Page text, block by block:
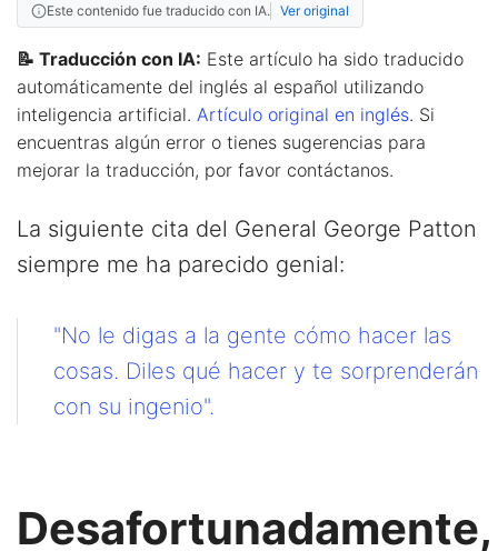
Este contenido fue traducido con IA. Ver original
📝 Traducción con IA: Este artículo ha sido traducido
automáticamente del inglés al español utilizando
inteligencia artificial. Artículo original en inglés. Si
encuentras algún error o tienes sugerencias para
mejorar la traducción, por favor contáctanos.
La siguiente cita del General George Patton
siempre me ha parecido genial:
"No le digas a la gente cómo hacer las
cosas. Diles qué hacer y te sorprenderán
con su ingenio".
Desafortunadamente,